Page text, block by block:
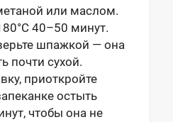
или маслом.
40–50 минут.
шпажкой — она
почти сухой.
приоткройте
остыть
чтобы она не